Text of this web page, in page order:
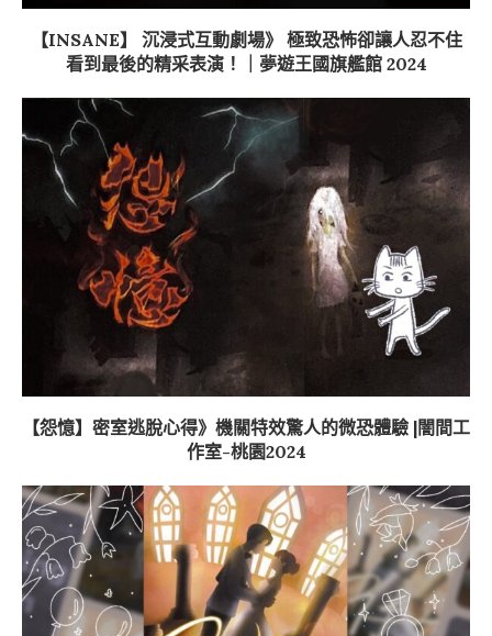
【INSANE】 沉浸式互動劇場》 極致恐怖卻讓人忍不住
看到最後的精采表演！｜夢遊王國旗艦館 2024
【怨憶】密室逃脫心得》機關特效驚人的微恐體驗 |闇間工
作室-桃園2024